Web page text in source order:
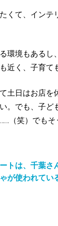
くて、イン
環境もある
近く、子育て
土日はお店
。でも、子
（笑）でも
トは、千葉
が使われてい